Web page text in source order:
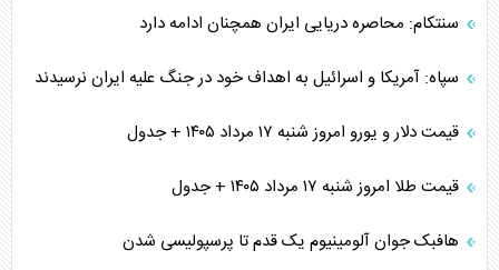
سنتکام: محاصره دریایی ایران همچنان ادامه دارد
سپاه: آمریکا و اسرائیل به اهداف خود در جنگ علیه ایران نرسیدند
قیمت دلار و یورو امروز شنبه ۱۷ مرداد ۱۴۰۵ + جدول
قیمت طلا امروز شنبه ۱۷ مرداد ۱۴۰۵ + جدول
هافبک جوان آلومینیوم یک قدم تا پرسپولیسی شدن